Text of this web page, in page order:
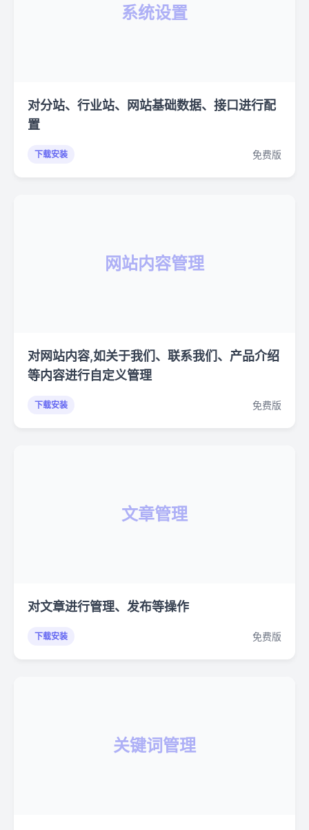
系统设置
对分站、行业站、网站基础数据、接口进行配
置
下载安装 免费版
网站内容管理
对网站内容,如关于我们、联系我们、产品介绍
等内容进行自定义管理
下载安装 免费版
文章管理
对文章进行管理、发布等操作
下载安装 免费版
关键词管理